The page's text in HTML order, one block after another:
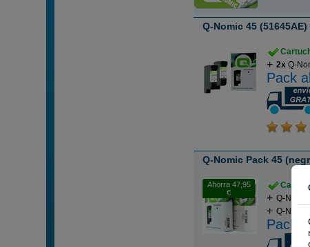
Q-Nomic 45
2xQ-
Pack
Q-Nomic Pack 45
Ahorra 47,95
€
Q-
Q-
Pack